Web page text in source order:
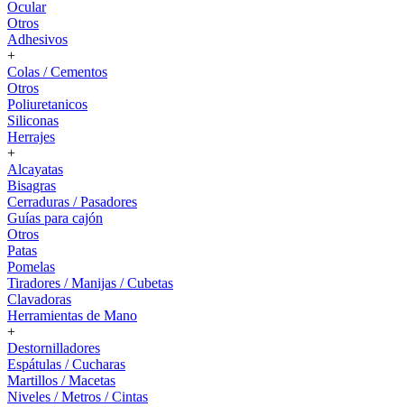
Ocular
Otros
Adhesivos
+
Colas / Cementos
Otros
Poliuretanicos
Siliconas
Herrajes
+
Alcayatas
Bisagras
Cerraduras / Pasadores
Guías para cajón
Otros
Patas
Pomelas
Tiradores / Manijas / Cubetas
Clavadoras
Herramientas de Mano
+
Destornilladores
Espátulas / Cucharas
Martillos / Macetas
Niveles / Metros / Cintas